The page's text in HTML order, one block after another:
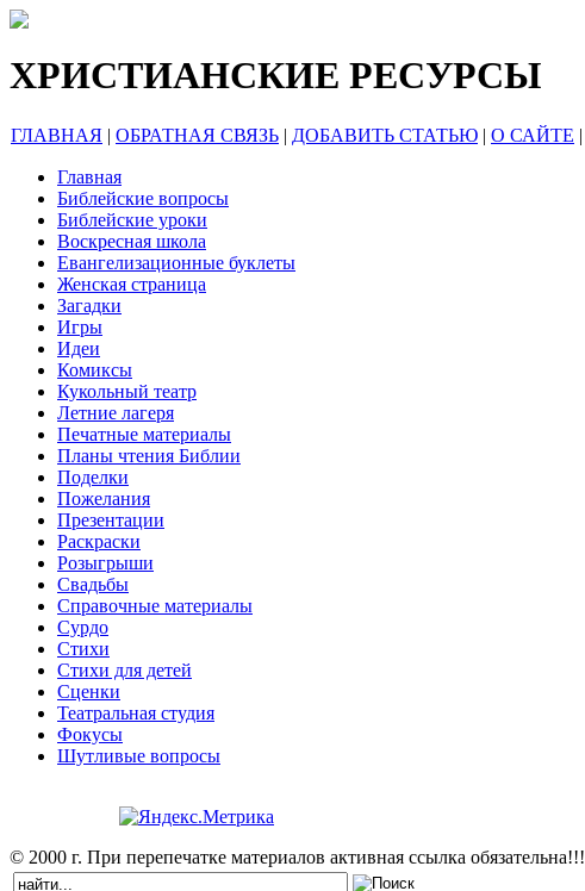
ХРИСТИАНСКИЕ РЕСУРСЫ
ГЛАВНАЯ | ОБРАТНАЯ СВЯЗЬ | ДОБАВИТЬ СТАТЬЮ | О САЙТЕ |
Главная
Библейские вопросы
Библейские уроки
Воскресная школа
Евангелизационные буклеты
Женская страница
Загадки
Игры
Идеи
Комиксы
Кукольный театр
Летние лагеря
Печатные материалы
Планы чтения Библии
Поделки
Пожелания
Презентации
Раскраски
Розыгрыши
Свадьбы
Справочные материалы
Сурдо
Стихи
Стихи для детей
Сценки
Театральная студия
Фокусы
Шутливые вопросы
© 2000 г. При перепечатке материалов активная ссылка обязательна!!!